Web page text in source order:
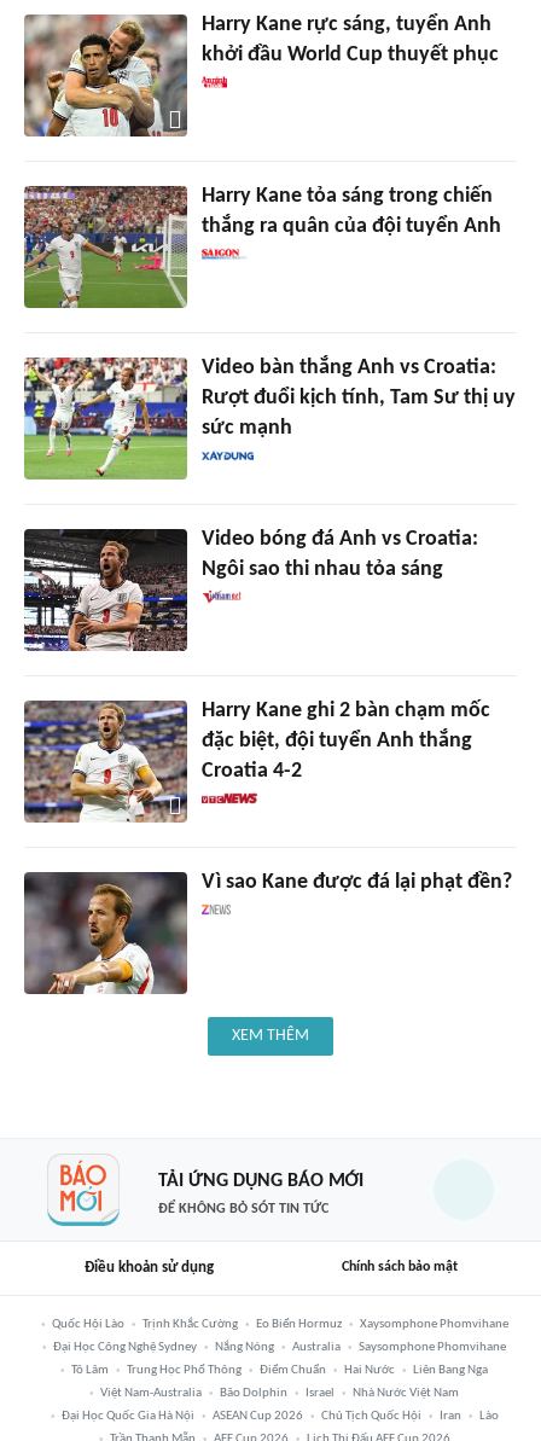
Harry Kane rực sáng, tuyển Anh
khởi đầu World Cup thuyết phục
Harry Kane tỏa sáng trong chiến
thắng ra quân của đội tuyển Anh
Video bàn thắng Anh vs Croatia:
Rượt đuổi kịch tính, Tam Sư thị uy
sức mạnh
Video bóng đá Anh vs Croatia:
Ngôi sao thi nhau tỏa sáng
Harry Kane ghi 2 bàn chạm mốc
đặc biệt, đội tuyển Anh thắng
Croatia 4-2
Vì sao Kane được đá lại phạt đền?
XEM THÊM
TẢI ỨNG DỤNG BÁO MỚI
ĐỂ KHÔNG BỎ SÓT TIN TỨC
Điều khoản sử dụng Chính sách bảo mật
Quốc Hội Lào Trịnh Khắc Cường Eo Biển Hormuz
Xaysomphone Phomvihane
Đại Học Công Nghệ Sydney
Nắng Nóng Australia
Saysomphone Phomvihane
Tô Lâm
Trung Học Phổ Thông Điểm Chuẩn Hai Nước
Liên Bang Nga
Việt Nam-Australia
Bão Dolphin Israel
Nhà Nước Việt Nam
Đại Học Quốc Gia Hà Nội
ASEAN Cup 2026 Chủ Tịch Quốc Hội Iran
Lào